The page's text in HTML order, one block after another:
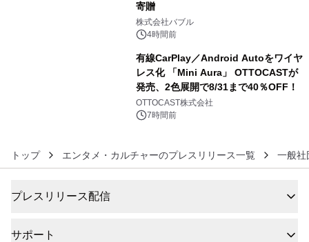
寄贈
株式会社バブル
4時間前
有線CarPlay／Android Autoをワイヤ
レス化 「Mini Aura」 OTTOCASTが
発売、2色展開で8/31まで40％OFF！
OTTOCAST株式会社
7時間前
トップ エンタメ・カルチャーのプレスリリース一覧 一般社
プレスリリース配信
サポート